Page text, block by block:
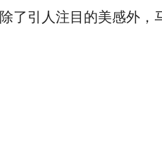
了引人注目的美感外